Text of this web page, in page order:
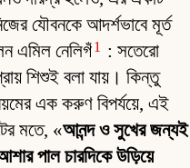
যৌবনকে আদর্শভাবে মূর্ত
এমিল নেলিগঁ1
: সতেরো
শিশুই বলা যায়। কিন্তু
এক করুণ বিপর্যয়ে, এই
মতে, «আনন্দ ও সুখের জন্যই
পাল চারদিকে উড়িয়ে